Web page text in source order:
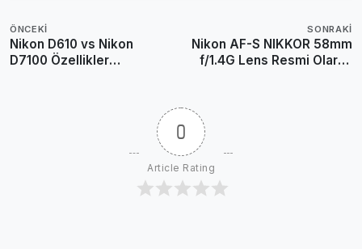
ÖNCEKI
Nikon D610 vs Nikon
D7100 Özellikler
SONRAKI
Nikon AF-S NIKKOR 58mm
f/1.4G Lens Resmi Olarak
0
Article Rating